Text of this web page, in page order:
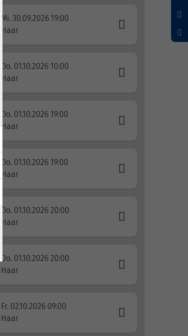
Mi. 30.09.2026 19:00
Haar
Do. 01.10.2026 10:00
Haar
Do. 01.10.2026 19:00
Haar
Do. 01.10.2026 19:00
Haar
Do. 01.10.2026 20:00
Haar
Do. 01.10.2026 20:00
Haar
Fr. 02.10.2026 09:00
Haar